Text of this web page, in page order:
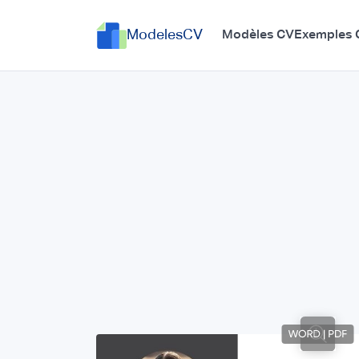
ModelesCV Modèles CVExemples